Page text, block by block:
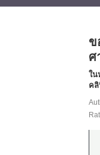
ข
ศ
ใน
คลิ